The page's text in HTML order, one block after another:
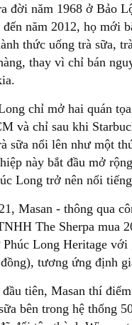
đời năm 1968 ở Bảo
năm 2012, họ mới
thức uống trà sữa,
thay vì chỉ bán
chỉ mở hai quán
và chỉ sau khi
sữa nổi lên như một
này bắt đầu mở
Long trở nên nổi
Masan - thông qua
The Sherpa mua
Phúc Long Heritage
tương ứng định
tiên, Masan thí
bên trong hệ thống